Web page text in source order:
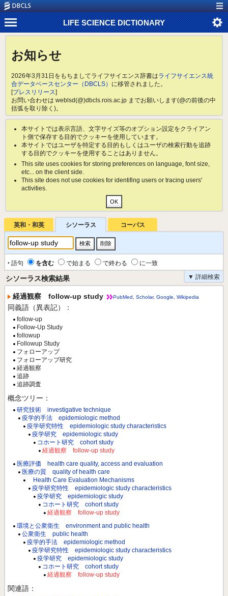
LIFE SCIENCE DICTIONARY
お知らせ
2026年3月31日をもちましてライフサイエンス辞書はライフサイエンス統
合データベースセンター（DBCLS） に移管されました。
[プレスリリース]
お問い合わせは weblsd(@)dbcls.rois.ac.jp までお願いします(@の前後の中
括弧を取り除く)。
本サイトでは表示言語、文字サイズ等のオプション設定をクライアン
ト側で保存する目的でクッキーを使用しています。
本サイトではユーザを特定する目的もしくはユーザの検索行動を追跡
する目的でクッキーを使用することはありません。
This site uses cookies for storing preferences on language, font size,
etc... on the client side.
This site does not use cookies for identifing users or tracing users'
activities.
英和・和英 シソーラス コーパス
‣ 語句 を含む で始まる で終わる
に一致
▼ 詳細検索
シソーラス検索結果
経過観察 follow-up study PubMed Scholar, Google Wikipedia
同義語（異表記）：
follow-up
Follow-Up Study
followup
Followup Study
フォローアップ
フォローアップ研究
経過観察
追跡
追跡調査
概念ツリー：
研究技術 investigative technique
疫学的手法 epidemiologic method
疫学研究特性 epidemiologic study characteristics
疫学研究 epidemiologic study
コホート研究 cohort study
経過観察 follow-up study
医療評価 health care quality, access and evaluation
医療の質 quality of health care
Health Care Evaluation Mechanisms
疫学研究特性 epidemiologic study characteristics
疫学研究 epidemiologic study
コホート研究 cohort study
経過観察 follow-up study
環境と公衆衛生 environment and public health
公衆衛生 public health
疫学的手法 epidemiologic method
疫学研究特性 epidemiologic study characteristics
疫学研究 epidemiologic study
コホート研究 cohort study
経過観察 follow-up study
関連語：